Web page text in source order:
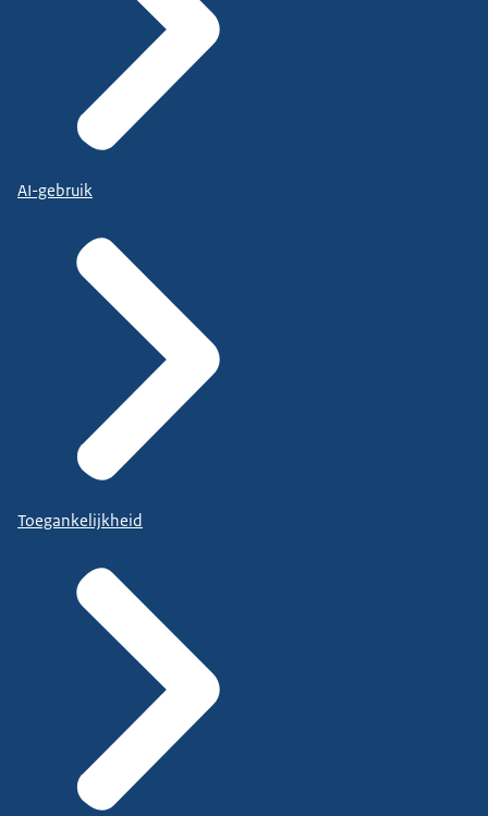
AI-gebruik
Toegankelijkheid